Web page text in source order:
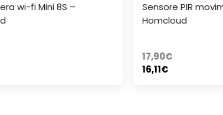
wi-fi Mini 8S –
Sensore PIR
Homcloud
17,90€
16,11€